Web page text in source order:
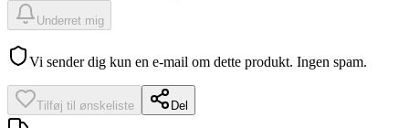
Underret mig
Vi sender dig kun en e-mail om dette produkt. Ingen spam.
Tilføj til ønskeliste Del